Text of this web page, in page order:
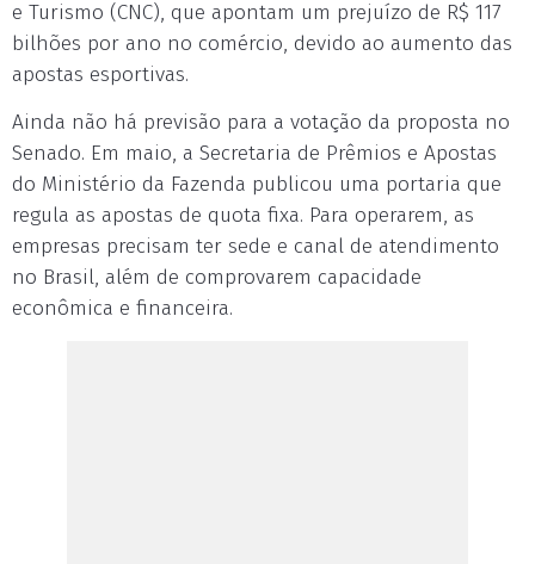
e Turismo (CNC), que apontam um prejuízo de R$ 117
bilhões por ano no comércio, devido ao aumento das
apostas esportivas.
Ainda não há previsão para a votação da proposta no
Senado. Em maio, a Secretaria de Prêmios e Apostas
do Ministério da Fazenda publicou uma portaria que
regula as apostas de quota fixa. Para operarem, as
empresas precisam ter sede e canal de atendimento
no Brasil, além de comprovarem capacidade
econômica e financeira.